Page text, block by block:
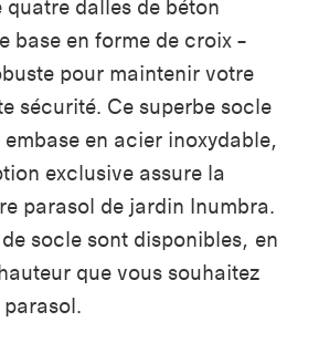
quatre dalles de béton
base en forme de croix –
pour maintenir votre
sécurité. Ce superbe socle
embase en acier inoxydable,
exclusive assure la
parasol de jardin Inumbra.
socle sont disponibles, en
que vous souhaitez